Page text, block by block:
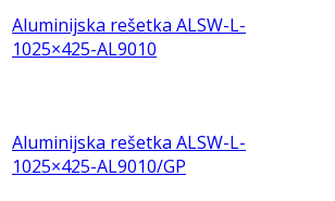
Aluminijska rešetka ALSW-L-
1025×425-AL9010
Aluminijska rešetka ALSW-L-
1025×425-AL9010/GP